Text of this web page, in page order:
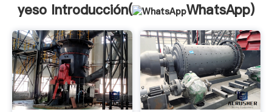
yeso Introducción(
WhatsApp)